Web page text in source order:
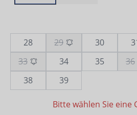
28 29 30
33
34 35 36
38
39
Bitte wählen Sie eine